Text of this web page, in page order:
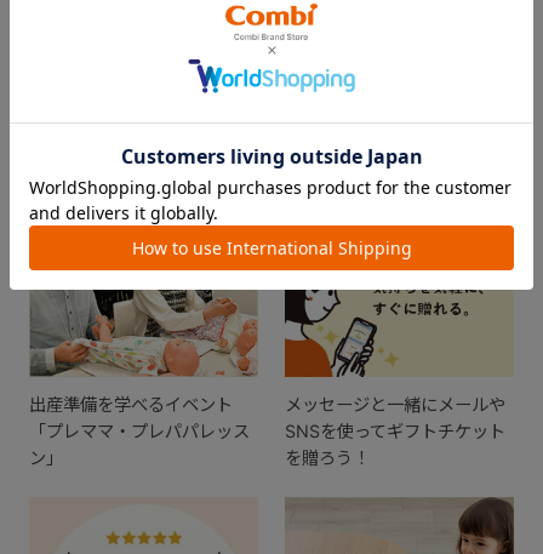
FEATURE
出産準備を学べるイベント
「プレママ・プレパパレッス
ン」
メッセージと一緒にメールや
SNSを使ってギフトチケット
を贈ろう！